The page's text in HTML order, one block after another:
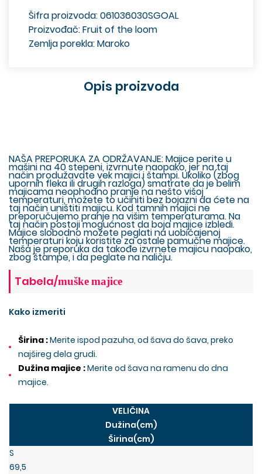
Šifra proizvoda: 061036030SGOAL
Proizvođač: Fruit of the loom
Zemlja porekla: Maroko
Opis proizvoda
NAŠA PREPORUKA ZA ODRŽAVANJE: Majice perite u
mašini na 40 stepeni, izvrnute naopako, jer na taj
način produžavate vek majici i štampi. Ukoliko (zbog
upornih fleka ili drugih razloga) smatrate da je belim
majicama neophodno pranje na nešto višoj
temperaturi, možete to učiniti bez bojazni da ćete na
taj način uništiti majicu. Kod tamnih majici ne
preporučujemo pranje na višim temperaturama. Na
taj način postoji mogućnost da boja majice izbledi.
Majice slobodno možete peglati na uobičajenoj
temperaturi koju koristite za ostale pamučne majice.
Naša je preporuka da takođe izvrnete majicu naopako,
zbog štampe, i da peglate na naličju.
Tabela/muškemajice
Kako izmeriti
Širina :Merite ispod pazuha, od šava do šava, preko
najšireg dela grudi.
Dužina majice :Merite od šava na ramenu do dna
majice.
VELIČINA
Dužina(cm)
Širina(cm)
S
69,5